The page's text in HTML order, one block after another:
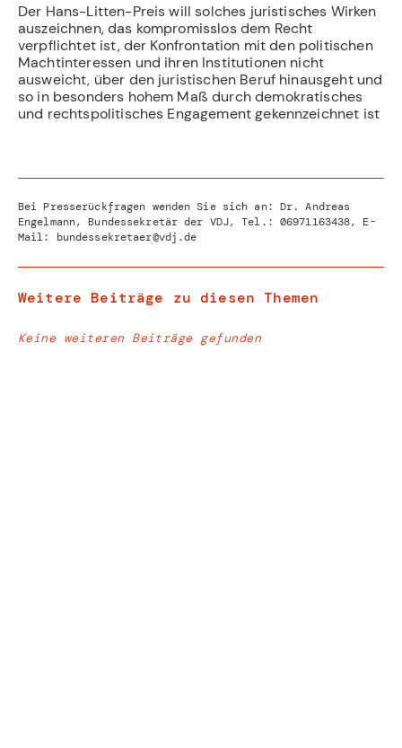
Der Hans-Litten-Preis will solches juristisches Wirken
auszeichnen, das kompromisslos dem Recht
verpflichtet ist, der Konfrontation mit den politischen
Machtinteressen und ihren Institutionen nicht
ausweicht, über den juristischen Beruf hinausgeht und
so in besonders hohem Maß durch demokratisches
und rechtspolitisches Engagement gekennzeichnet ist
Bei Presserückfragen wenden Sie sich an: Dr. Andreas
Engelmann, Bundessekretär der VDJ, Tel.: 06971163438, E-
Mail: bundessekretaer@vdj.de
Weitere Beiträge zu diesen Themen
Keine weiteren Beiträge gefunden